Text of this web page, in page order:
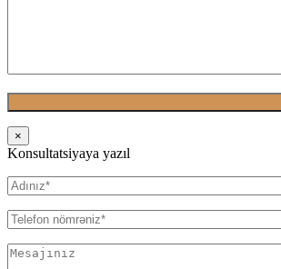
×
Konsultatsiyaya yazıl